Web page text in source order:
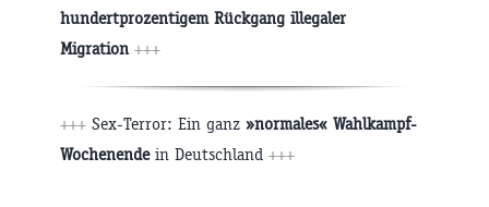
hundertprozentigem Rückgang illegaler
Migration +++
+++ Sex-Terror: Ein ganz »normales« Wahlkampf-
Wochenendein Deutschland +++